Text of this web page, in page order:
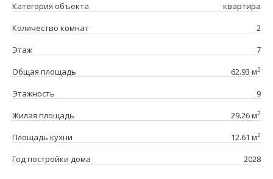
Категория объекта
квартира
Количество комнат
2
Этаж
7
Общая площадь
62.93 м2
Этажность
9
Жилая площадь
29.26 м2
Площадь кухни 12.61 м2
Год постройки дома 2028